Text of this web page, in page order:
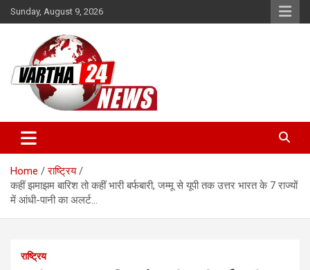
Skip
to
Sunday, August 9, 2026
Vartha 24
Home
राष्ट्रिय
कहीं झमाझम बारिश तो कहीं भारी बर्फबारी, जम्मू से यूपी तक उत्तर भारत के 7 राज्यों
में आंधी-पानी का अलर्ट…
राष्ट्रिय